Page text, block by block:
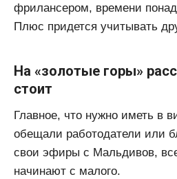
фрилансером, времени
Плюс придется учитывать
На «золотые горы»
стоит
Главное, что нужно иметь в
обещали работодатели или
свои эфиры с Мальдивов,
начинают с малого.